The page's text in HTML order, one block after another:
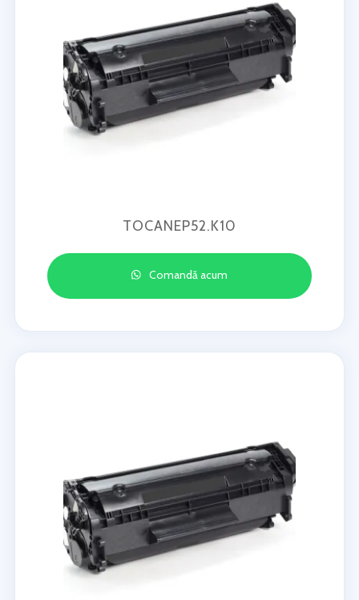
TOCANEP52.K10
Comandă acum